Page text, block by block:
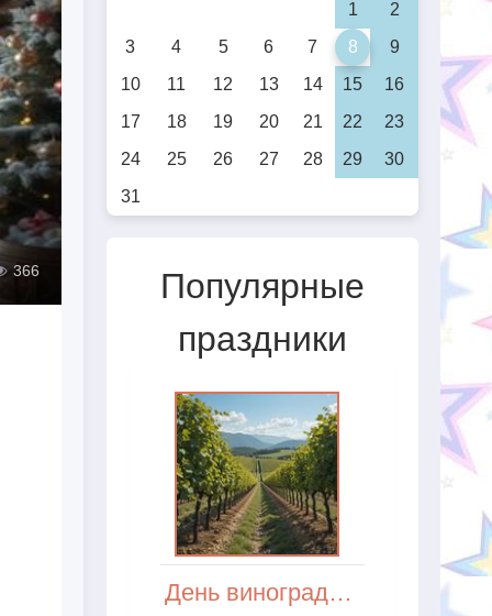
366
1
2
3
4 5 6 7 8
9
10
11 12 13 14 15
16
17
18 19 20 21 22
23
24
25 26 27 28 29
30
31
Популярные
праздники
День виноградарства и виноделия